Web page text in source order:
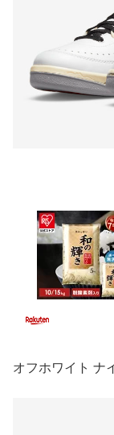
オフホワイト ナ